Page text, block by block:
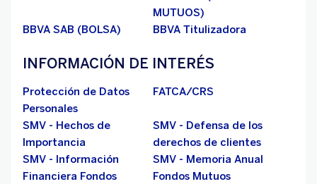
MUTUOS)
BBVA SAB (BOLSA)
BBVA Titulizadora
INFORMACIÓN DE INTERÉS
Protección de Datos
Personales
FATCA/CRS
SMV - Hechos de
Importancia
SMV - Defensa de los
derechos de clientes
SMV - Información
Financiera Fondos
SMV - Memoria Anual
Fondos Mutuos